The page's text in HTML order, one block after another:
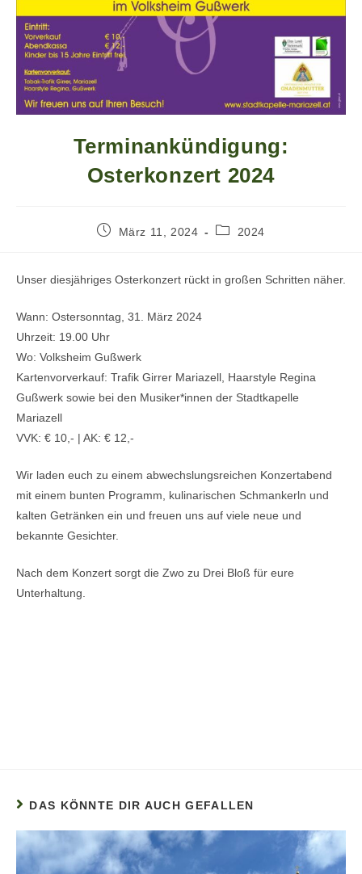
Terminankündigung:
Osterkonzert 2024
März 11, 2024 2024
Unser diesjähriges Osterkonzert rückt in großen Schritten näher.
Wann: Ostersonntag, 31. März 2024
Uhrzeit: 19.00 Uhr
Wo: Volksheim Gußwerk
Kartenvorverkauf: Trafik Girrer Mariazell, Haarstyle Regina
Gußwerk sowie bei den Musiker*innen der Stadtkapelle
Mariazell
VVK: € 10,- | AK: € 12,-
Wir laden euch zu einem abwechslungsreichen Konzertabend
mit einem bunten Programm, kulinarischen Schmankerln und
kalten Getränken ein und freuen uns auf viele neue und
bekannte Gesichter.
Nach dem Konzert sorgt die Zwo zu Drei Bloß für eure
Unterhaltung.
DAS KÖNNTE DIR AUCH GEFALLEN